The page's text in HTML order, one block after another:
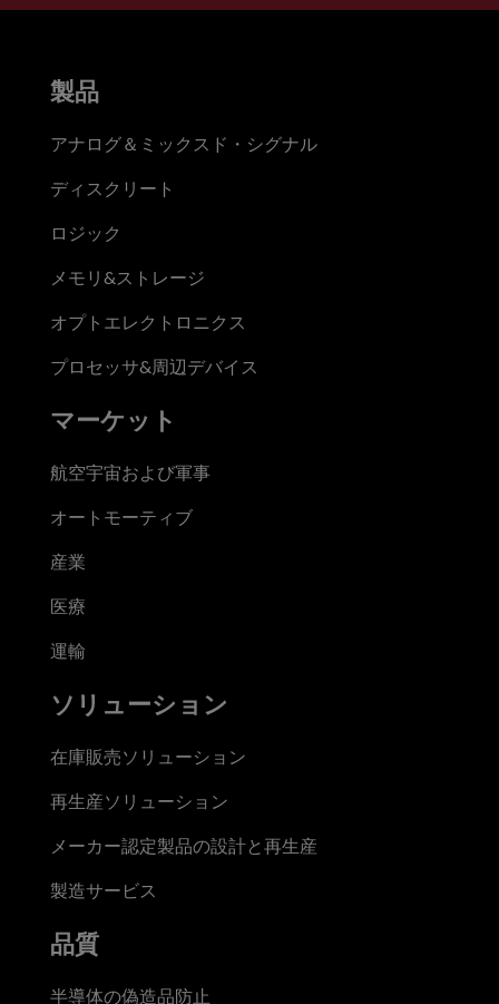
製品
アナログ＆ミックスド・シグナル
ディスクリート
ロジック
メモリ&ストレージ
オプトエレクトロニクス
プロセッサ&周辺デバイス
マーケット
航空宇宙および軍事
オートモーティブ
産業
医療
運輸
ソリューション
在庫販売ソリューション
再生産ソリューション
メーカー認定製品の設計と再生産
製造サービス
品質
半導体の偽造品防止